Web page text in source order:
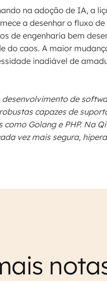
na adoção de IA, a
a desenhar o fluxo
de engenharia bem
do caos. A maior
inadiável de
de
capazes de
Golang e PHP. Na
vez mais segura,